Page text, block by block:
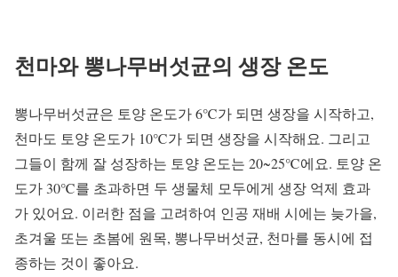
천마와 뽕나무버섯균의 생장 온도
뽕나무버섯균은 토양 온도가 6℃가 되면 생장을 시작하고,
천마도 토양 온도가 10℃가 되면 생장을 시작해요. 그리고
그들이 함께 잘 성장하는 토양 온도는 20~25℃에요. 토양 온
도가 30℃를 초과하면 두 생물체 모두에게 생장 억제 효과
가 있어요. 이러한 점을 고려하여 인공 재배 시에는 늦가을,
초겨울 또는 초봄에 원목, 뽕나무버섯균, 천마를 동시에 접
종하는 것이 좋아요.